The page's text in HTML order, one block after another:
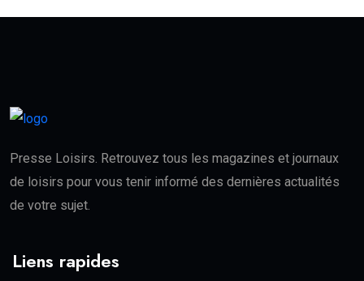
Presse Loisirs. Retrouvez tous les magazines et journaux
de loisirs pour vous tenir informé des dernières actualités
de votre sujet.
Liens rapides